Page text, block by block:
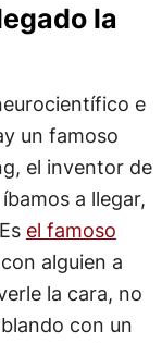
la
e
un famoso
el inventor de
a llegar,
el famoso
alguien a
la cara, no
con un